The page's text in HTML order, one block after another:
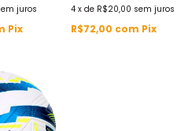
juros
Pix
4 xde R$20,00 sem juros
R$72,00 com Pix